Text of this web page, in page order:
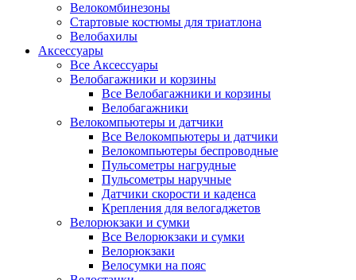
Велокомбинезоны
Стартовые костюмы для триатлона
Велобахилы
Аксессуары
Все Аксессуары
Велобагажники и корзины
Все Велобагажники и корзины
Велобагажники
Велокомпьютеры и датчики
Все Велокомпьютеры и датчики
Велокомпьютеры беспроводные
Пульсометры нагрудные
Пульсометры наручные
Датчики скорости и каденса
Крепления для велогаджетов
Велорюкзаки и сумки
Все Велорюкзаки и сумки
Велорюкзаки
Велосумки на пояс